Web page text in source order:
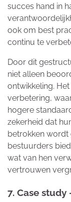
succes hand in
ook om best
continu te
Door dit
niet alleen
ontwikkeling.
verbetering,
hogere
zekerheid dat
betrokken wordt
bestuurders
wat van hen
vertrouwen
7. Case